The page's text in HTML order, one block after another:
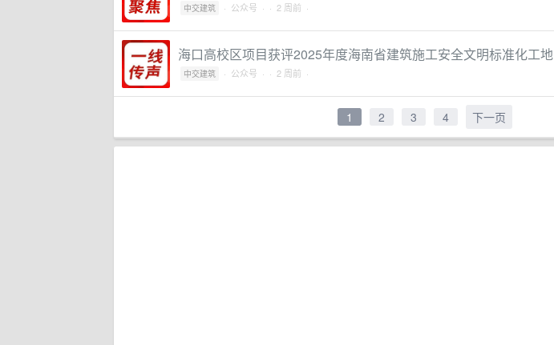
中交建筑 · 公众号 · · 2 周前 ·
海口高校区项目获评2025年度海南省建筑施工安全文明标准化工地
中交建筑 · 公众号 · · 2 周前 ·
1 2 3 4 下一页